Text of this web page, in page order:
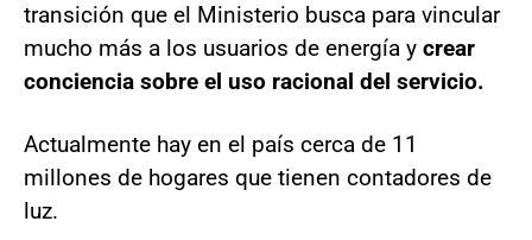
transición que el Ministerio busca para vincular
mucho más a los usuarios de energía y crear
conciencia sobre el uso racional del servicio.
Actualmente hay en el país cerca de 11
millones de hogares que tienen contadores de
luz.